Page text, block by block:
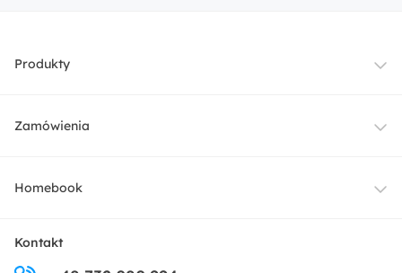
Produkty
Meble
Zamówienia
Dostawa
Homebook
O nas
Kontakt